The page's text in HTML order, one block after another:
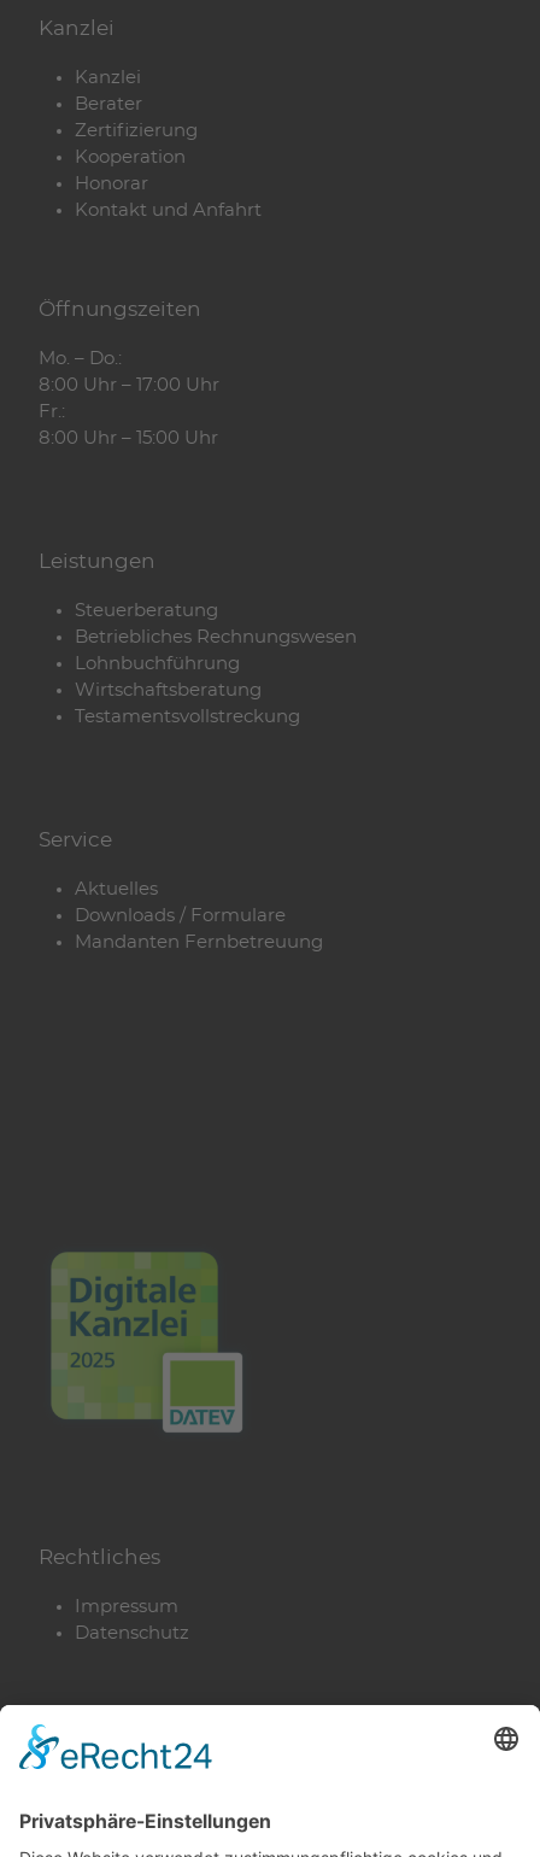
Kanzlei
Kanzlei
Berater
Zertifizierung
Kooperation
Honorar
Kontakt und Anfahrt
Öffnungszeiten
Mo. – Do.:
8:00 Uhr – 17:00 Uhr
Fr.:
8:00 Uhr – 15:00 Uhr
Leistungen
Steuerberatung
Betriebliches Rechnungswesen
Lohnbuchführung
Wirtschaftsberatung
Testamentsvollstreckung
Service
Aktuelles
Downloads / Formulare
Mandanten Fernbetreuung
Rechtliches
Impressum
Datenschutz
Privatsphäre-Einstellungen